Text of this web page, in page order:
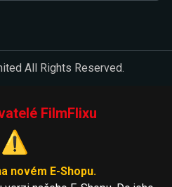
All Rights Reserved.
FilmFlixu
⚠️
novém E-Shopu.